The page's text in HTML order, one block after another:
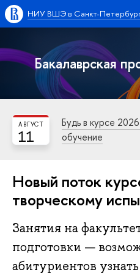
НИУ ВШЭ в Санкт-
Бакалаврская
11
АВГУСТ
Будь в курсе
обучение
Новый поток
творческому
Занятия на
подготовки —
абитуриентов